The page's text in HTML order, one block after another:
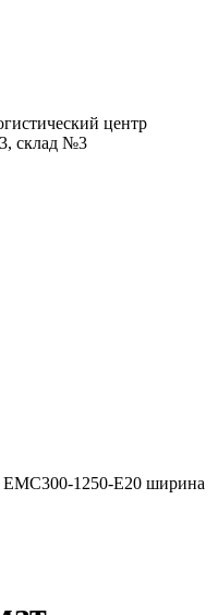
центр
склад №3
1250-E20 ширина